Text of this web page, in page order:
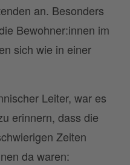
an. Besonders
Bewohner:innen im
sich wie in einer
Leiter, war es
erinnern, dass die
Zeiten
da waren: